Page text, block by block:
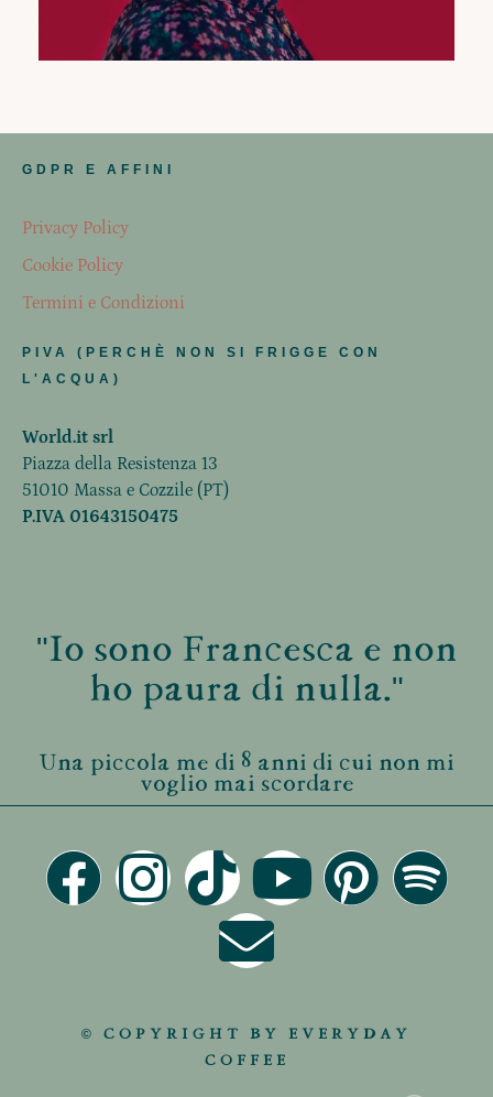
GDPR E AFFINI
Privacy Policy
Cookie Policy
Termini e Condizioni
PIVA (PERCHÈ NON SI FRIGGE CON
L'ACQUA)
World.it srl
Piazza della Resistenza 13
51010 Massa e Cozzile (PT)
P.IVA 01643150475
"Io sono Francesca e non
ho paura di nulla."
Una piccola me di 8 anni di cui non mi
voglio mai scordare
© COPYRIGHT BY EVERYDAY
COFFEE